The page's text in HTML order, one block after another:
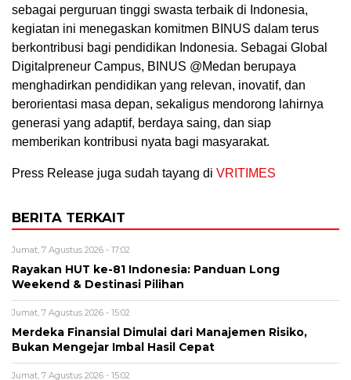
sebagai perguruan tinggi swasta terbaik di Indonesia,
kegiatan ini menegaskan komitmen BINUS dalam terus
berkontribusi bagi pendidikan Indonesia. Sebagai Global
Digitalpreneur Campus, BINUS @Medan berupaya
menghadirkan pendidikan yang relevan, inovatif, dan
berorientasi masa depan, sekaligus mendorong lahirnya
generasi yang adaptif, berdaya saing, dan siap
memberikan kontribusi nyata bagi masyarakat.
Press Release juga sudah tayang di VRITIMES
BERITA TERKAIT
Jumat, 7 Agustus 2026 - 17:02
Rayakan HUT ke-81 Indonesia: Panduan Long
Weekend & Destinasi Pilihan
Jumat, 7 Agustus 2026 - 15:02
Merdeka Finansial Dimulai dari Manajemen Risiko,
Bukan Mengejar Imbal Hasil Cepat
Jumat, 7 Agustus 2026 - 15:02